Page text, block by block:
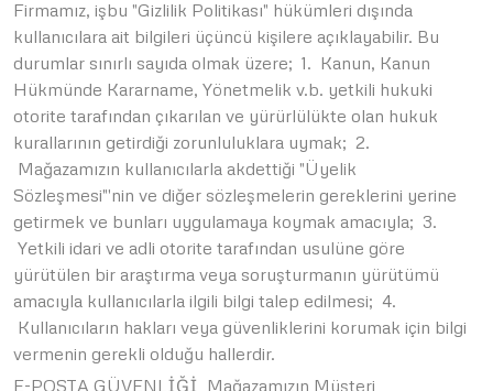
Firmamız, işbu "Gizlilik Politikası" hükümleri dışında
kullanıcılara ait bilgileri üçüncü kişilere açıklayabilir. Bu
durumlar sınırlı sayıda olmak üzere; 1. Kanun, Kanun
Hükmünde Kararname, Yönetmelik v.b. yetkili hukuki
otorite tarafından çıkarılan ve yürürlülükte olan hukuk
kurallarının getirdiği zorunluluklara uymak; 2.
Mağazamızın kullanıcılarla akdettiği "Üyelik
Sözleşmesi"'nin ve diğer sözleşmelerin gereklerini yerine
getirmek ve bunları uygulamaya koymak amacıyla; 3.
Yetkili idari ve adli otorite tarafından usulüne göre
yürütülen bir araştırma veya soruşturmanın yürütümü
amacıyla kullanıcılarla ilgili bilgi talep edilmesi; 4.
Kullanıcıların hakları veya güvenliklerini korumak için bilgi
vermenin gerekli olduğu hallerdir.
E-POSTA GÜVENLİĞİ Mağazamızın Müşteri